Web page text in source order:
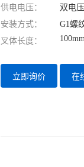
供电电压：
双电
安装方式：
G1螺
叉体长度：
立即询价 在